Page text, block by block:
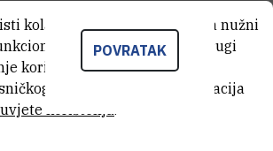
2023-2027 (186,3 kB)
POVRATAK
kolačiće. Neki od tih kolačića nužni
stranice, dok se drugi
korištenja stranice radi
iskustva. Za više informacija
uvjete korištenja.